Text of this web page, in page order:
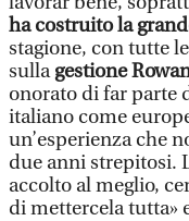
ha costruito la
stagione, con tutte
sullagestione
onorato di far parte
italiano come
un’esperienza che
due anni strepitosi.
accolto al meglio,
di mettercela tutta»